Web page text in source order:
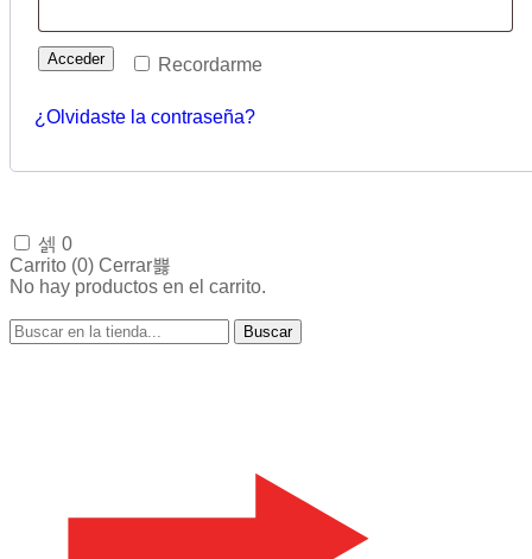
Recordarme
Acceder
¿Olvidaste la contraseña?
0
Carrito (0) Cerrar
No hay productos en el carrito.
Buscar